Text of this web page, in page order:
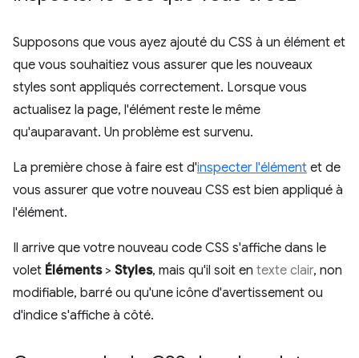
Supposons que vous ayez ajouté du CSS à un élément et
que vous souhaitiez vous assurer que les nouveaux
styles sont appliqués correctement. Lorsque vous
actualisez la page, l'élément reste le même
qu'auparavant. Un problème est survenu.
La première chose à faire est d'inspecter l'élément et de
vous assurer que votre nouveau CSS est bien appliqué à
l'élément.
Il arrive que votre nouveau code CSS s'affiche dans le
volet Éléments> Styles, mais qu'il soit en texte clair, non
modifiable, barré ou qu'une icône d'avertissement ou
d'indice s'affiche à côté.